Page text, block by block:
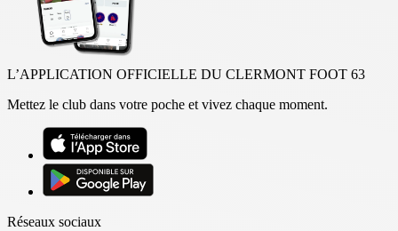
L’APPLICATION OFFICIELLE DU CLERMONT FOOT 63
Mettez le club dans votre poche et vivez chaque moment.
Réseaux sociaux